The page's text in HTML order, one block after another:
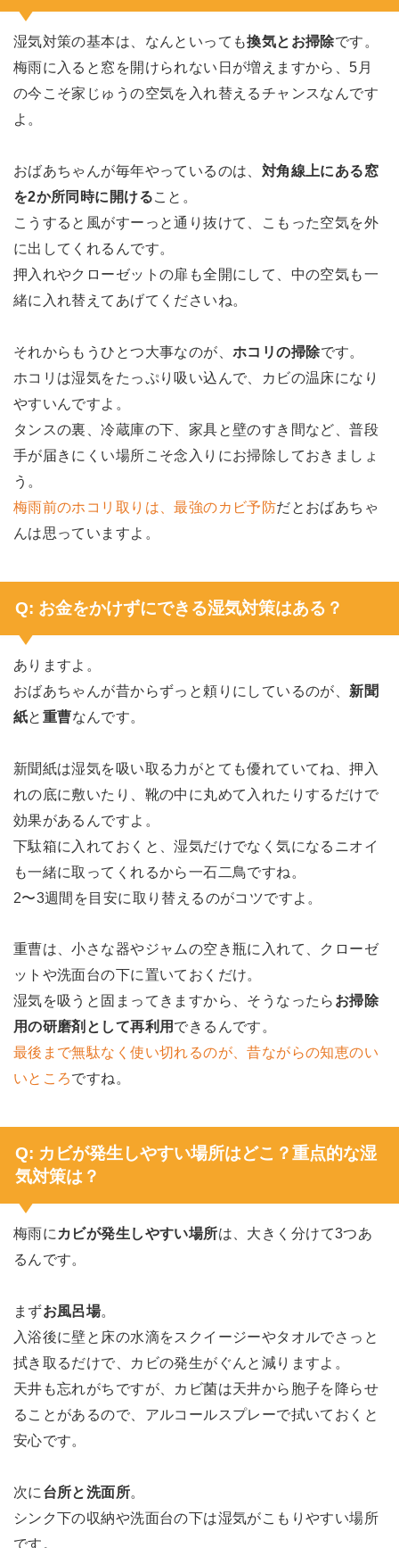
湿気対策の基本は、なんといっても換気とお掃除です。
梅雨に入ると窓を開けられない日が増えますから、5月
の今こそ家じゅうの空気を入れ替えるチャンスなんです
よ。
おばあちゃんが毎年やっているのは、 対角線上にある窓
を2か所同時に開けること。
こうすると風がすーっと通り抜けて、こもった空気を外
に出してくれるんです。
押入れやクローゼットの扉も全開にして、中の空気も一
緒に入れ替えてあげてくださいね。
それからもうひとつ大事なのが、ホコリの掃除です。
ホコリは湿気をたっぷり吸い込んで、カビの温床になり
やすいんですよ。
タンスの裏、冷蔵庫の下、家具と壁のすき間など、普段
手が届きにくい場所こそ念入りにお掃除しておきましょ
う。
梅雨前のホコリ取りは、最強のカビ予防だとおばあちゃ
んは思っていますよ。
Q: お金をかけずにできる湿気対策はある？
ありますよ。
おばあちゃんが昔からずっと頼りにしているのが、 新聞
紙と 重曹なんです。
新聞紙は湿気を吸い取る力がとても優れていてね、押入
れの底に敷いたり、靴の中に丸めて入れたりするだけで
効果があるんですよ。
下駄箱に入れておくと、湿気だけでなく気になるニオイ
も一緒に取ってくれるから一石二鳥ですね。
2〜3週間を目安に取り替えるのがコツですよ。
重曹は、小さな器やジャムの空き瓶に入れて、クローゼ
ットや洗面台の下に置いておくだけ。
湿気を吸うと固まってきますから、そうなったら お掃除
用の研磨剤として再利用 できるんです。
最後まで無駄なく使い切れるのが、昔ながらの知恵のい
いところですね。
Q: カビが発生しやすい場所はどこ？重点的な湿
気対策は？
梅雨に カビが発生しやすい場所は、大きく分けて3つあ
るんです。
まずお風呂場。
入浴後に壁と床の水滴をスクイージーやタオルでさっと
拭き取るだけで、カビの発生がぐんと減りますよ。
天井も忘れがちですが、カビ菌は天井から胞子を降らせ
ることがあるので、アルコールスプレーで拭いておくと
安心です。
次に 台所と洗面所。
シンク下の収納や洗面台の下は湿気がこもりやすい場所
です。